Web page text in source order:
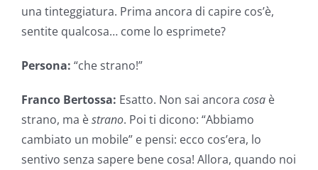
una tinteggiatura. Prima ancora di capire cos’è,
sentite qualcosa… come lo esprimete?
Persona: “che strano!”
Franco Bertossa: Esatto. Non sai ancora cosa è
strano, ma èstrano. Poi ti dicono: “Abbiamo
cambiato un mobile” e pensi: ecco cos’era, lo
sentivo senza sapere bene cosa! Allora, quando noi